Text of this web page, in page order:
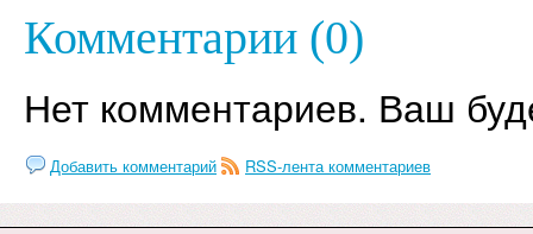
Комментарии (0)
Нет комментариев. Ваш
Добавить комментарий RSS-лента комментариев